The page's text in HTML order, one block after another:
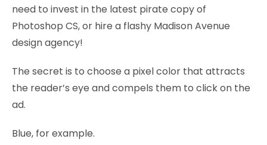
need to invest in the latest pirate copy of
Photoshop CS, or hire a flashy Madison Avenue
design agency!
The secret is to choose a pixel color that attracts
the reader’s eye and compels them to click on the
ad.
Blue, for example.